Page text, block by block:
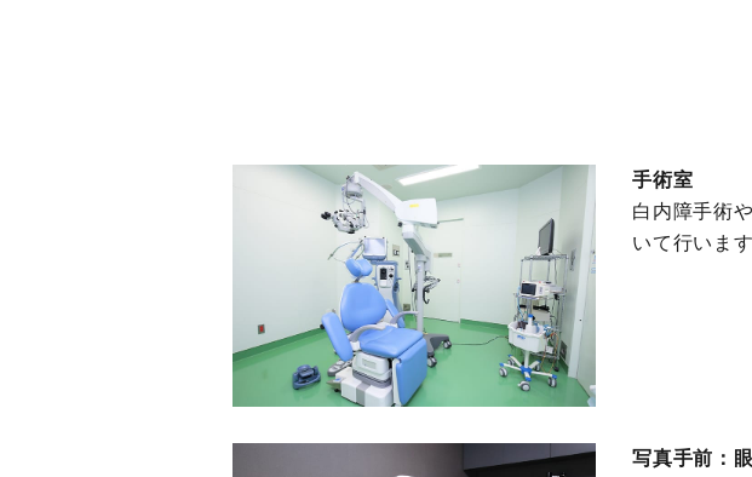
手術室
白内障手術
いて行います
写真手前：